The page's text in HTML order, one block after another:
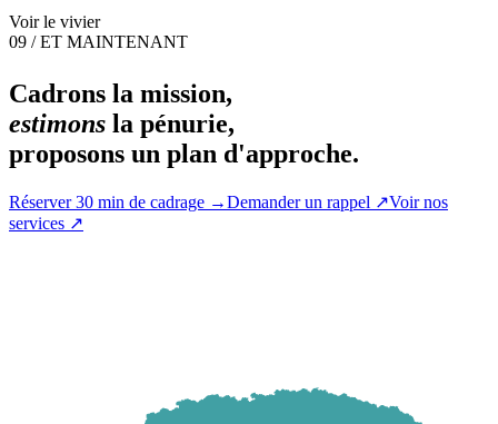
Voir le vivier
09 / ET MAINTENANT
Cadrons la mission,
estimons la pénurie,
proposons un plan d'approche.
Réserver 30 min de cadrage →Demander un rappel ↗Voir nos
services ↗